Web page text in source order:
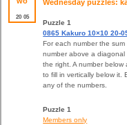
20 05
Wednesday puzzles:
Puzzle 1
0865 Kakuro 10×10 20-
For each number the
number above a
the right. A number
to fill in vertically below it.
any of the numbers.
Puzzle 1
Members only